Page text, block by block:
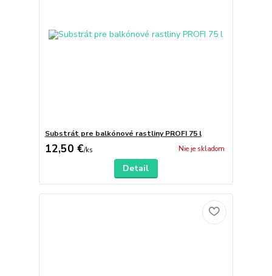
Substrát pre balkónové rastliny PROFI 75 l
12,50 €/ks Nie je skladom
Detail